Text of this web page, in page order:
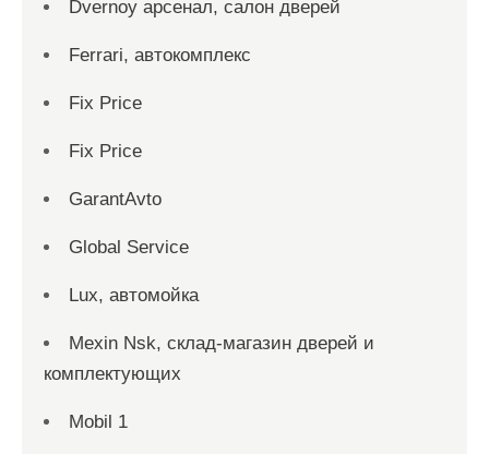
Dvernoy арсенал, салон дверей
Ferrari, автокомплекс
Fix Price
Fix Price
GarantAvto
Global Service
Lux, автомойка
Mexin Nsk, склад-магазин дверей и
комплектующих
Mobil 1